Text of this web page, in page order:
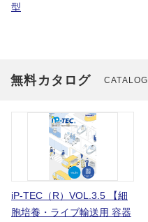
型
無料カタログ CATALOG
iP-TEC（R）VOL.3.5 【細
胞培養・ライブ輸送用 容器